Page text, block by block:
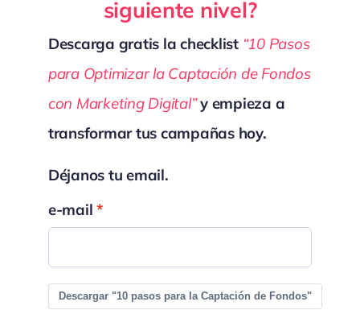
siguiente nivel?
Descarga gratis la checklist “10 Pasos
para Optimizar la Captación de Fondos
con Marketing Digital”y empieza a
transformar tus campañas hoy.
Déjanos tu email.
e-mail
Descargar "10 pasos para la Captación de Fondos"